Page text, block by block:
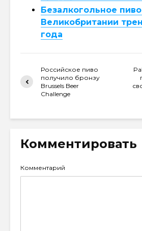
Безалкогольное
Великобритании
года
Российское пиво
получило бронзу
Brussels Beer
Challenge
Комментировать
Комментарий